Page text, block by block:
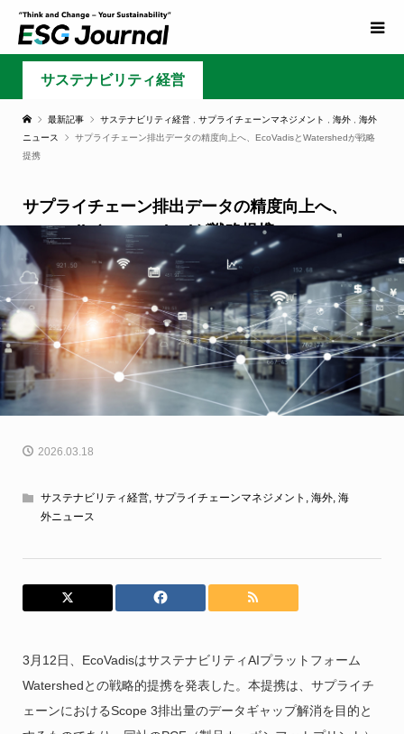
サステナビリティ経営
最新記事 サステナビリティ経営 サプライチェーンマネジメント 海外
海外
ニュース
サプライチェーン排出データの精度向上へ、EcoVadisとWatershedが戦略
提携
サプライチェーン排出データの精度向上へ、
EcoVadisとWatershedが戦略提携
2026.03.18
サステナビリティ経営, サプライチェーンマネジメント 海外, 海
外ニュース
3月12日、EcoVadisはサステナビリティAIプラットフォーム
Watershedとの戦略的提携を発表した。本提携は、サプライチ
ェーンにおけるScope 3排出量のデータギャップ解消を目的と